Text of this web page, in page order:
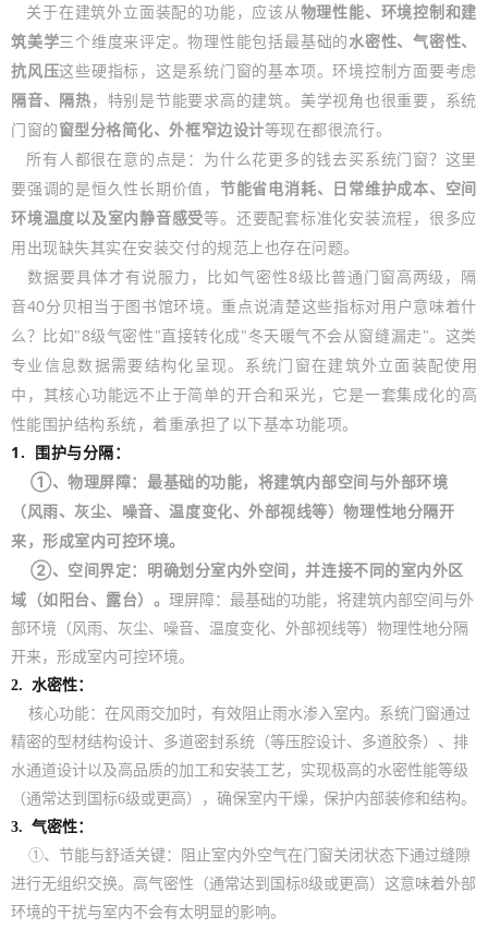
关于在建筑外立面装配的功能，应该从物理性能、环境控制和建
筑美学三个维度来评定。物理性能包括最基础的水密性、气密性、
抗风压这些硬指标，这是系统门窗的基本项。环境控制方面要考虑
隔音、隔热，特别是节能要求高的建筑。美学视角也很重要，系统
门窗的窗型分格简化、外框窄边设计等现在都很流行。
所有人都很在意的点是：为什么花更多的钱去买系统门窗？这里
要强调的是恒久性长期价值， 节能省电消耗、日常维护成本、空间
环境温度以及室内静音感受等。还要配套标准化安装流程，很多应
用出现缺失其实在安装交付的规范上也存在问题。
数据要具体才有说服力，比如气密性8级比普通门窗高两级，隔
音40分贝相当于图书馆环境。重点说清楚这些指标对用户意味着什
么？比如"8级气密性"直接转化成"冬天暖气不会从窗缝漏走"。这类
专业信息数据需要结构化呈现。系统门窗在建筑外立面装配使用
中，其核心功能远不止于简单的开合和采光，它是一套集成化的高
性能围护结构系统，着重承担了以下基本功能项。
1. 围护与分隔：
①、物理屏障：最基础的功能，将建筑内部空间与外部环境
（风雨、灰尘、噪音、温度变化、外部视线等）物理性地分隔开
来，形成室内可控环境。
②、空间界定：明确划分室内外空间，并连接不同的室内外区
域（如阳台、露台）。理屏障：最基础的功能，将建筑内部空间与外
部环境（风雨、灰尘、噪音、温度变化、外部视线等）物理性地分隔
开来，形成室内可控环境。
2. 水密性：
核心功能：在风雨交加时，有效阻止雨水渗入室内。系统门窗通过
精密的型材结构设计、多道密封系统（等压腔设计、多道胶条）、排
水通道设计以及高品质的加工和安装工艺，实现极高的水密性能等级
（通常达到国标6级或更高），确保室内干燥，保护内部装修和结构。
3. 气密性：
①、节能与舒适关键：阻止室内外空气在门窗关闭状态下通过缝隙
进行无组织交换。高气密性（通常达到国标8级或更高）这意味着外部
环境的干扰与室内不会有太明显的影响。